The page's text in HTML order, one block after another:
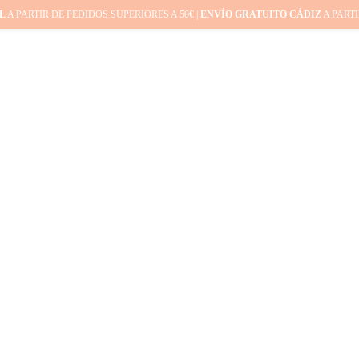
A PARTIR DE PEDIDOS SUPERIORES A 50€ | ENVÍO GRATUITO CÁDIZA